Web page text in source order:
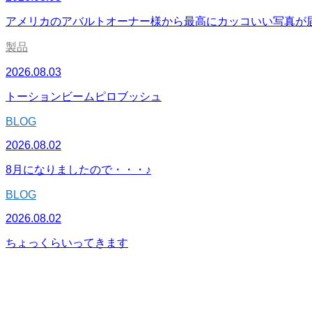
アメリカのアバルトオーナー様から最高にカッコいい写真が
製品
2026.08.03
トーションビームピロブッシュ
BLOG
2026.08.02
8月になりましたので・・・♪
BLOG
2026.08.02
ちょっくらいってきます